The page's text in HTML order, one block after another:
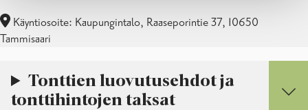
Käyntiosoite: Kaupungintalo, Raaseporintie 37, 10650
Tammisaari
Tonttien luovutusehdot ja
tonttihintojen taksat